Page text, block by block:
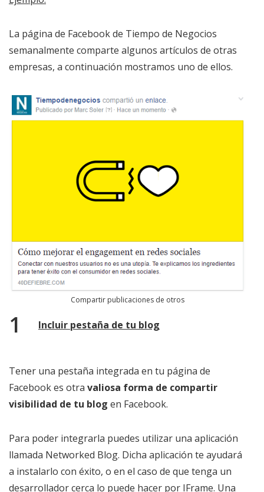
La página de Facebook de Tiempo de Negocios
semanalmente comparte algunos artículos de otras
empresas, a continuación mostramos uno de ellos.
Compartir publicaciones de otros
Incluir pestaña de tu blog
Tener una pestaña integrada en tu página de
Facebook es otra valiosa forma de compartir
visibilidad de tu blog en Facebook.
Para poder integrarla puedes utilizar una aplicación
llamada Networked Blog. Dicha aplicación te ayudará
a instalarlo con éxito, o en el caso de que tenga un
desarrollador cerca lo puede hacer por IFrame. Una